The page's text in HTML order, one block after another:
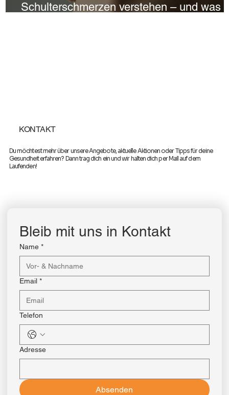
Schulterschmerzen verstehen – und was
Du möchtest mehr über unsere Angebote, aktuelle Aktionen oder Tipps für deine
Gesundheit erfahren? Dann trag dich ein und wir halten dich per Mail auf dem
Laufenden!
Bleib mit uns in Kontakt
Name *
Email *
Telefon
Adresse
Absenden
KONTAKT